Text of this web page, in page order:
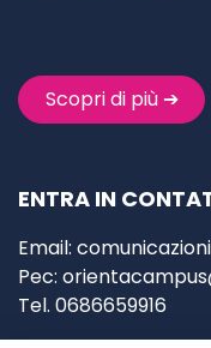
Scopri di più ➔
ENTRA IN
Email:
Pec:
Tel. 0686659916